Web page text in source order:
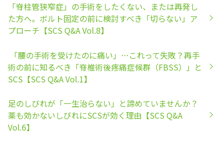
「脊柱管狭窄症」の手術をしたくない、または再発し
た方へ。ボルト固定の前に検討すべき「切らない」ア
プローチ【SCS Q&A Vol.8】
「腰の手術を受けたのに痛い」…これって失敗？再手
術の前に知るべき「脊椎術後疼痛症候群（FBSS）」と
SCS【SCS Q&A Vol.1】
足のしびれが「一生治らない」と諦めていませんか？
薬も効かないしびれにSCSが効く理由【SCS Q&A
Vol.6】